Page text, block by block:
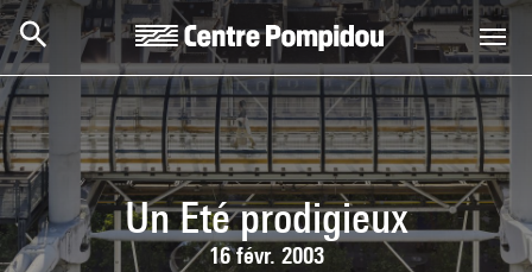
Aller au contenu principal
Centre Pompidou
Un Eté prodigieux
16 févr. 2003